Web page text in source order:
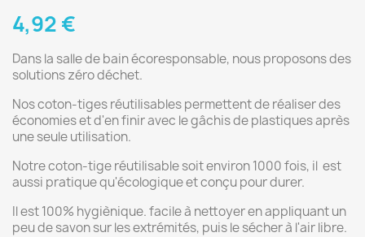
4,92 €
Dans la salle de bain écoresponsable, nous proposons des
solutions zéro déchet.
Nos coton-tiges réutilisables permettent de réaliser des
économies et d'en finir avec le gâchis de plastiques après
une seule utilisation.
Notre coton-tige réutilisable soit environ 1000 fois, il est
aussi pratique qu'écologique et conçu pour durer.
Il est 100% hygiènique. facile à nettoyer en appliquant un
peu de savon sur les extrémités, puis le sécher à l'air libre.